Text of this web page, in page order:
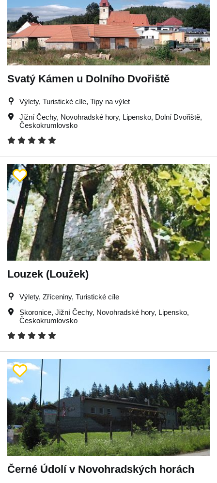
Svatý Kámen u Dolního Dvořiště
Výlety, Turistické cíle, Tipy na výlet
Jižní Čechy, Novohradské hory, Lipensko, Dolní Dvořiště,
Českokrumlovsko
Louzek (Loužek)
Výlety, Zříceniny, Turistické cíle
Skoronice, Jižní Čechy, Novohradské hory, Lipensko,
Českokrumlovsko
Černé Údolí v Novohradských horách